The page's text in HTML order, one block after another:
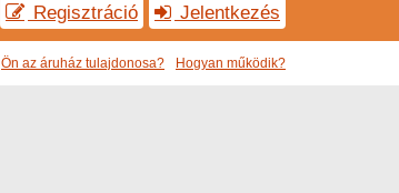
Regisztráció Jelentkezés
Ön az áruház tulajdonosa? Hogyan működik?